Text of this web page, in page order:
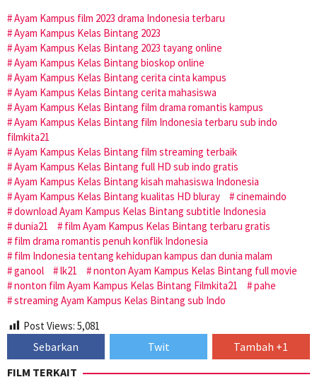
Ayam Kampus film 2023 drama Indonesia terbaru
Ayam Kampus Kelas Bintang 2023
Ayam Kampus Kelas Bintang 2023 tayang online
Ayam Kampus Kelas Bintang bioskop online
Ayam Kampus Kelas Bintang cerita cinta kampus
Ayam Kampus Kelas Bintang cerita mahasiswa
Ayam Kampus Kelas Bintang film drama romantis kampus
Ayam Kampus Kelas Bintang film Indonesia terbaru sub indo
filmkita21
Ayam Kampus Kelas Bintang film streaming terbaik
Ayam Kampus Kelas Bintang full HD sub indo gratis
Ayam Kampus Kelas Bintang kisah mahasiswa Indonesia
Ayam Kampus Kelas Bintang kualitas HD bluray
cinemaindo
download Ayam Kampus Kelas Bintang subtitle Indonesia
dunia21
film Ayam Kampus Kelas Bintang terbaru gratis
film drama romantis penuh konflik Indonesia
film Indonesia tentang kehidupan kampus dan dunia malam
ganool
lk21
nonton Ayam Kampus Kelas Bintang full movie
nonton film Ayam Kampus Kelas Bintang Filmkita21
pahe
streaming Ayam Kampus Kelas Bintang sub Indo
Post Views: 5,081
Sebarkan Twit
Tambah +1
FILM TERKAIT